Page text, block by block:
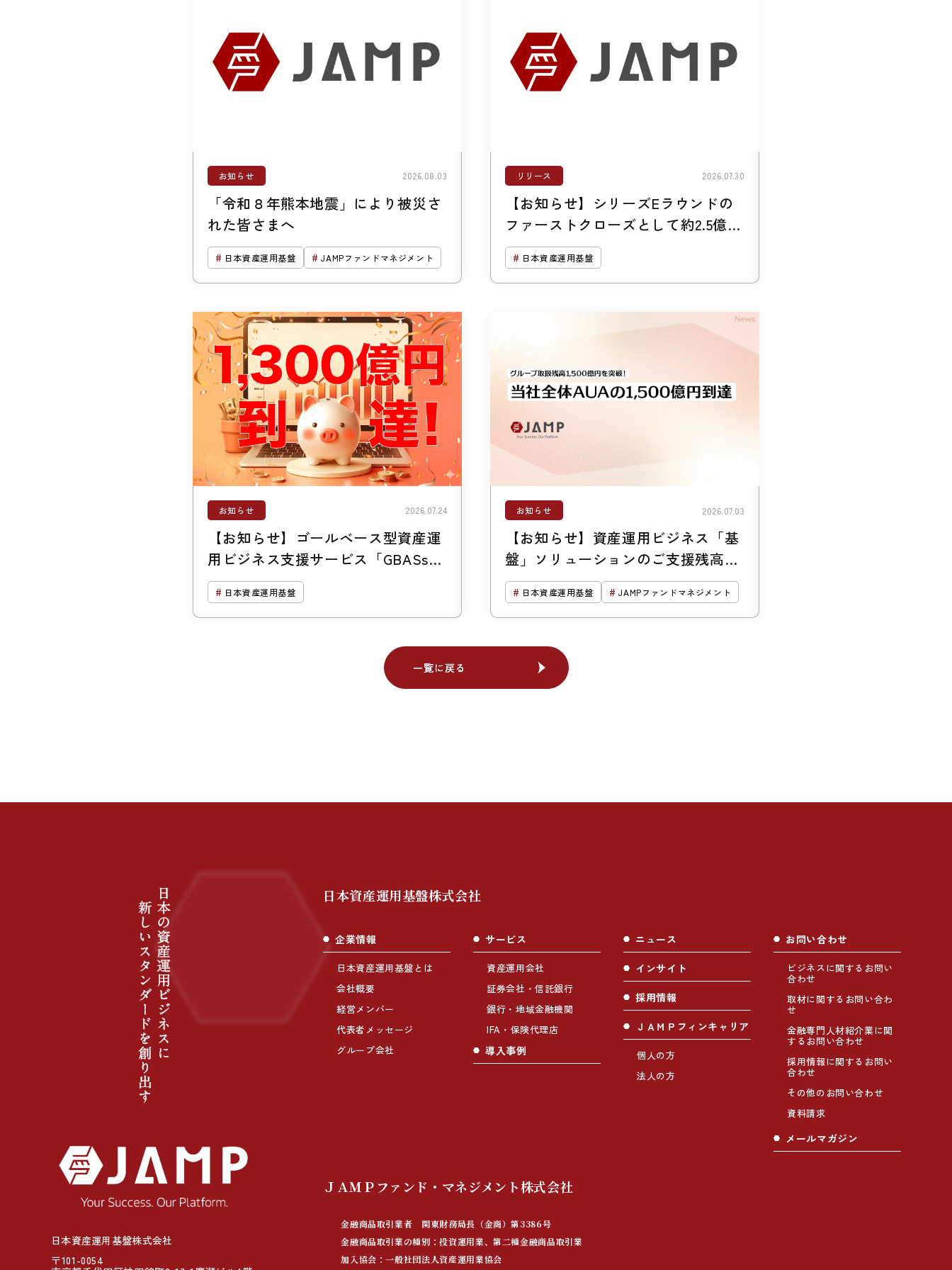
お知らせ 2026.08.03
「令和８年熊本地震」により被災さ
れた皆さまへ
日本資産運用基盤 JAMPファンドマネジメント
リリース 2026.07.30
【お知らせ】シリーズEラウンドの
ファーストクローズとして約2.5億円
を調達しました
日本資産運用基盤
お知らせ 2026.07.24
【お知らせ】ゴールベース型資産運
用ビジネス支援サービス「GBASs」
（ジーバス）のご支援残高1,300億円
突破日本資産運用基盤
お知らせ 2026.07.03
【お知らせ】資産運用ビジネス「基
盤」ソリューションのご支援残高
1,500 億円突破
日本資産運用基盤 JAMPファンドマネジメント
一覧に戻る
一覧に戻る
日本資産運用基盤株式会社
〒101-0054
日本資産運用基盤株式会社
企業情報
日本資産運用基盤とは
会社概要
経営メンバー
代表者メッセージ
グループ会社
サービス
資産運用会社
証券会社・信託銀行
銀行・地域金融機関
IFA・保険代理店
導入事例
ニュース
インサイト
採用情報
ＪＡＭＰフィンキャリア
個人の方
法人の方
お問い合わせ
ビジネスに関するお問い
合わせ
取材に関するお問い合わ
せ
金融専門人材紹介業に関
するお問い合わせ
採用情報に関するお問い
合わせ
その他のお問い合わせ
資料請求
メールマガジン
ＪＡＭＰファンド・マネジメント株式会社
金融商品取引業者 関東財務局長（金商）第3386号
金融商品取引業の種別：投資運用業、第二種金融商品取引業
加入協会：一般社団法人資産運用業協会